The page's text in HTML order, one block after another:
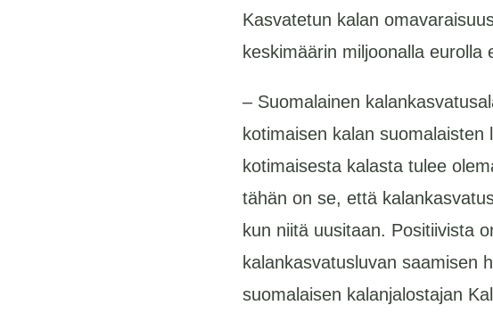
Kasvatetun kalan
keskimäärin miljoonalla
– Suomalainen
kotimaisen kalan
kotimaisesta kalasta tulee
tähän on se, että
kun niitä uusitaan. Positiivista
kalankasvatusluvan saamisen
suomalaisen kalanjalostajan